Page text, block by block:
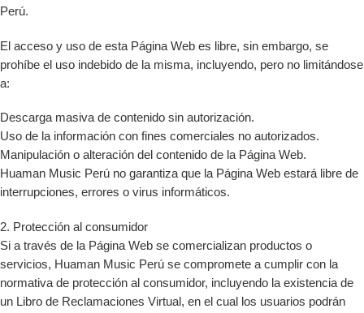
Perú.
El acceso y uso de esta Página Web es libre, sin embargo, se
prohíbe el uso indebido de la misma, incluyendo, pero no limitándose
a:
Descarga masiva de contenido sin autorización.
Uso de la información con fines comerciales no autorizados.
Manipulación o alteración del contenido de la Página Web.
Huaman Music Perú no garantiza que la Página Web estará libre de
interrupciones, errores o virus informáticos.
2. Protección al consumidor
Si a través de la Página Web se comercializan productos o
servicios, Huaman Music Perú se compromete a cumplir con la
normativa de protección al consumidor, incluyendo la existencia de
un Libro de Reclamaciones Virtual, en el cual los usuarios podrán